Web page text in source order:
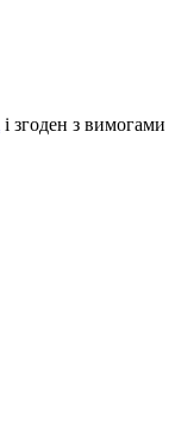
і згоден з вимогами